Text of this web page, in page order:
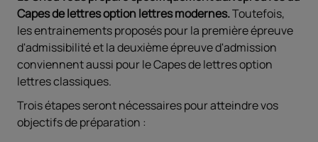
Capes de lettres option lettres modernes.Toutefois,
les entrainements proposés pour la première épreuve
d'admissibilité et la deuxième épreuve d'admission
conviennent aussi pour le Capes de lettres option
lettres classiques.
Trois étapes seront nécessaires pour atteindre vos
objectifs de préparation :